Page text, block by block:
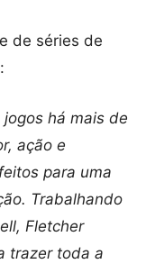
de séries de
há mais de
ação e
para uma
Trabalhando
Fletcher
trazer toda a